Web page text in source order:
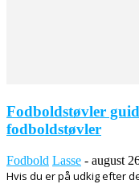
Fodboldstøvler
fodboldstøvler
Fodbold Lasse - august
Hvis du er på udkig efter